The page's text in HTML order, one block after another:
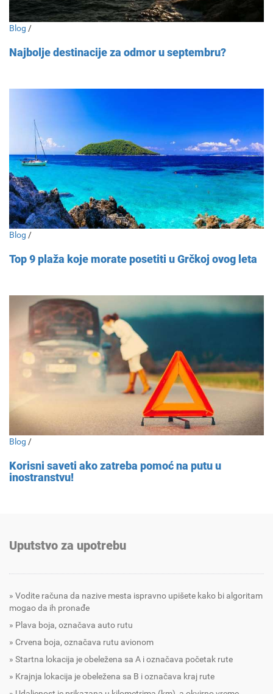
Blog /
Najbolje destinacije za odmor u septembru?
Blog /
Top 9 plaža koje morate posetiti u Grčkoj ovog leta
Blog /
Korisni saveti ako zatreba pomoć na putu u
inostranstvu!
Uputstvo za upotrebu
Vodite računa da nazive mesta ispravno upišete kako bi algoritam
mogao da ih pronađe
Plava boja, označava auto rutu
Crvena boja, označava rutu avionom
Startna lokacija je obeležena sa A i označava početak rute
Krajnja lokacija je obeležena sa B i označava kraj rute